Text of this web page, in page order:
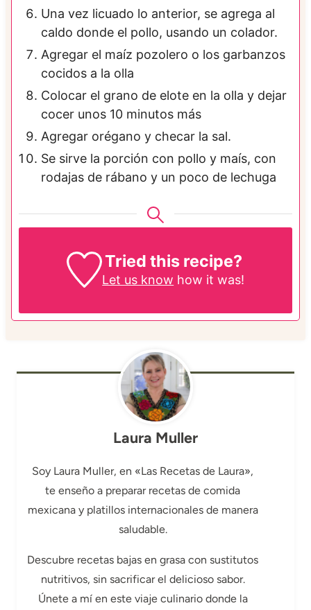
Una vez licuado lo anterior, se agrega al
caldo donde el pollo, usando un colador.
Agregar el maíz pozolero o los garbanzos
cocidos a la olla
Colocar el grano de elote en la olla y dejar
cocer unos 10 minutos más
Agregar orégano y checar la sal.
Se sirve la porción con pollo y maís, con
rodajas de rábano y un poco de lechuga
Tried this recipe?
Let us know how it was!
Laura Muller
Soy Laura Muller, en «Las Recetas de Laura»,
te enseño a preparar recetas de comida
mexicana y platillos internacionales de manera
saludable.
Descubre recetas bajas en grasa con sustitutos
nutritivos, sin sacrificar el delicioso sabor.
Únete a mí en este viaje culinario donde la